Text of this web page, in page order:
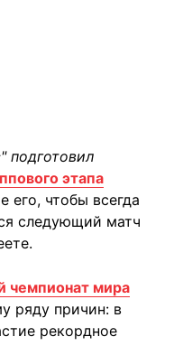
подготовил
этапа
его, чтобы всегда
следующий матч
чемпионат мира
ряду причин: в
рекордное